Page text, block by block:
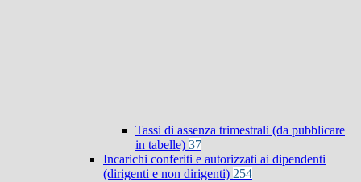
Tassi di assenza trimestrali (da pubblicare
in tabelle) 37
Incarichi conferiti e autorizzati ai dipendenti
(dirigenti e non dirigenti) 254